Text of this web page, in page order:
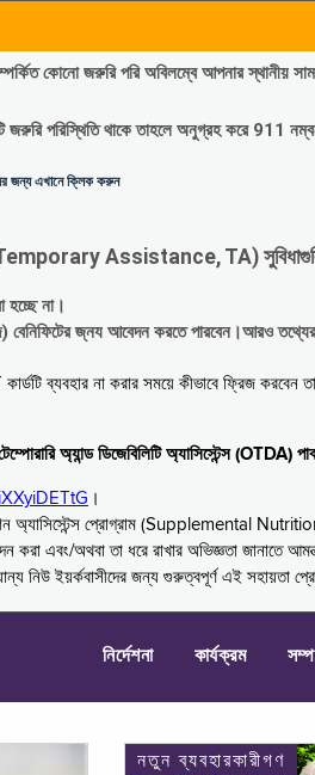
সম্পর্কিত কোনো জরুরি পরি অবিলম্বে আপনার
জরুরি পরিস্থিতি থাকে তাহলে অনুগ্রহ করে 911
জন্য এখানে ক্লিক করুন
Assistance, TA) সুবিধাগুলির
না।
বেনিফিটের জ্নয আবেদন করতে পারবেন।আরও
ব্যবহার না করার সময়ে কীভাবে ফ্রিজ করবেন
অ্যান্ড ডিজেবিলিটি অ্যাসিস্টেন্স
।
অ্যাসিস্টেন্স প্রোগ্রাম (Supplemental
এবং/অথবা তা ধরে রাখার অভিজ্ঞতা জানাতে
নিউ ইয়র্কবাসীদের জন্য গুরুত্বপূর্ণ এই সহায়তা
নির্দেশনা কার্যক্রম
নতুন ব্যবহারকারীগণ